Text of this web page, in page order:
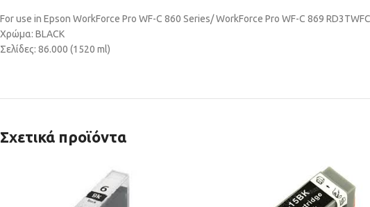
For use in Epson WorkForce Pro WF-C 860 Series/ WorkForce Pro WF-C 869
Χρώμα: BLACK
Σελίδες: 86.000 (1520 ml)
Σχετικά προϊόντα